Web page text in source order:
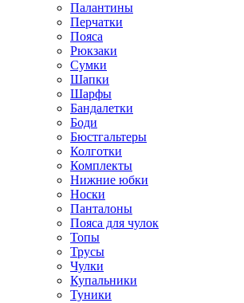
Палантины
Перчатки
Пояса
Рюкзаки
Сумки
Шапки
Шарфы
Бандалетки
Боди
Бюстгальтеры
Колготки
Комплекты
Нижние юбки
Носки
Панталоны
Поясa для чулок
Топы
Трусы
Чулки
Купальники
Туники